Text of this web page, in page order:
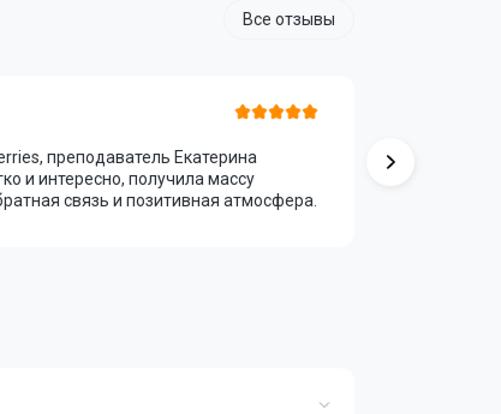
Все отзывы
преподаватель Екатерина
и интересно, получила массу
связь и позитивная атмосфера.